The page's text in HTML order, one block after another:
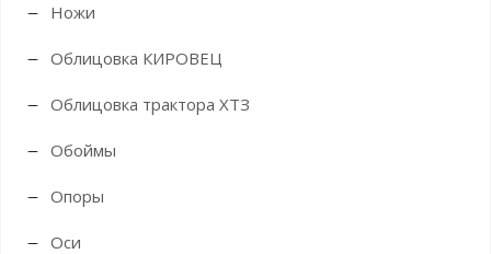
Ножи
Облицовка КИРОВЕЦ
Облицовка трактора ХТЗ
Обоймы
Опоры
Оси